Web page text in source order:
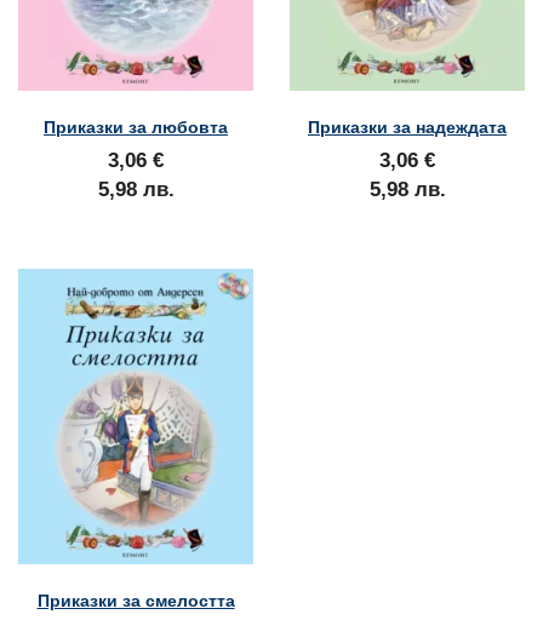
Приказки за любовта
3,06 €
5,98 лв.
Приказки за надеждата
3,06 €
5,98 лв.
Приказки за смелостта